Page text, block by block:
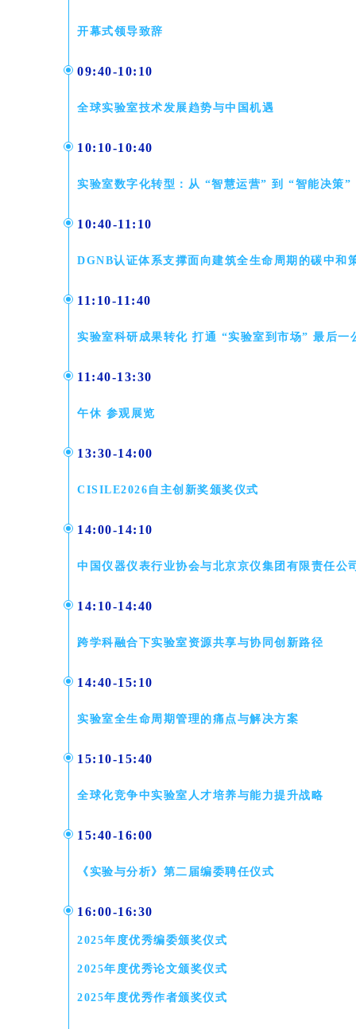
开幕式领导致辞
09:40-10:10
全球实验室技术发展趋势与中国机遇
10:10-10:40
实验室数字化转型：从 “智慧运营” 到 “智能决策”
10:40-11:10
DGNB认证体系支撑面向建筑全生命周期的碳中和
11:10-11:40
实验室科研成果转化 打通 “实验室到市场” 最后一
11:40-13:30
午休 参观展览
13:30-14:00
CISILE2026自主创新奖颁奖仪式
14:00-14:10
中国仪器仪表行业协会与北京京仪集团有限责任公
14:10-14:40
跨学科融合下实验室资源共享与协同创新路径
14:40-15:10
实验室全生命周期管理的痛点与解决方案
15:10-15:40
全球化竞争中实验室人才培养与能力提升战略
15:40-16:00
《实验与分析》第二届编委聘任仪式
16:00-16:30
2025年度优秀编委颁奖仪式
2025年度优秀论文颁奖仪式
2025年度优秀作者颁奖仪式